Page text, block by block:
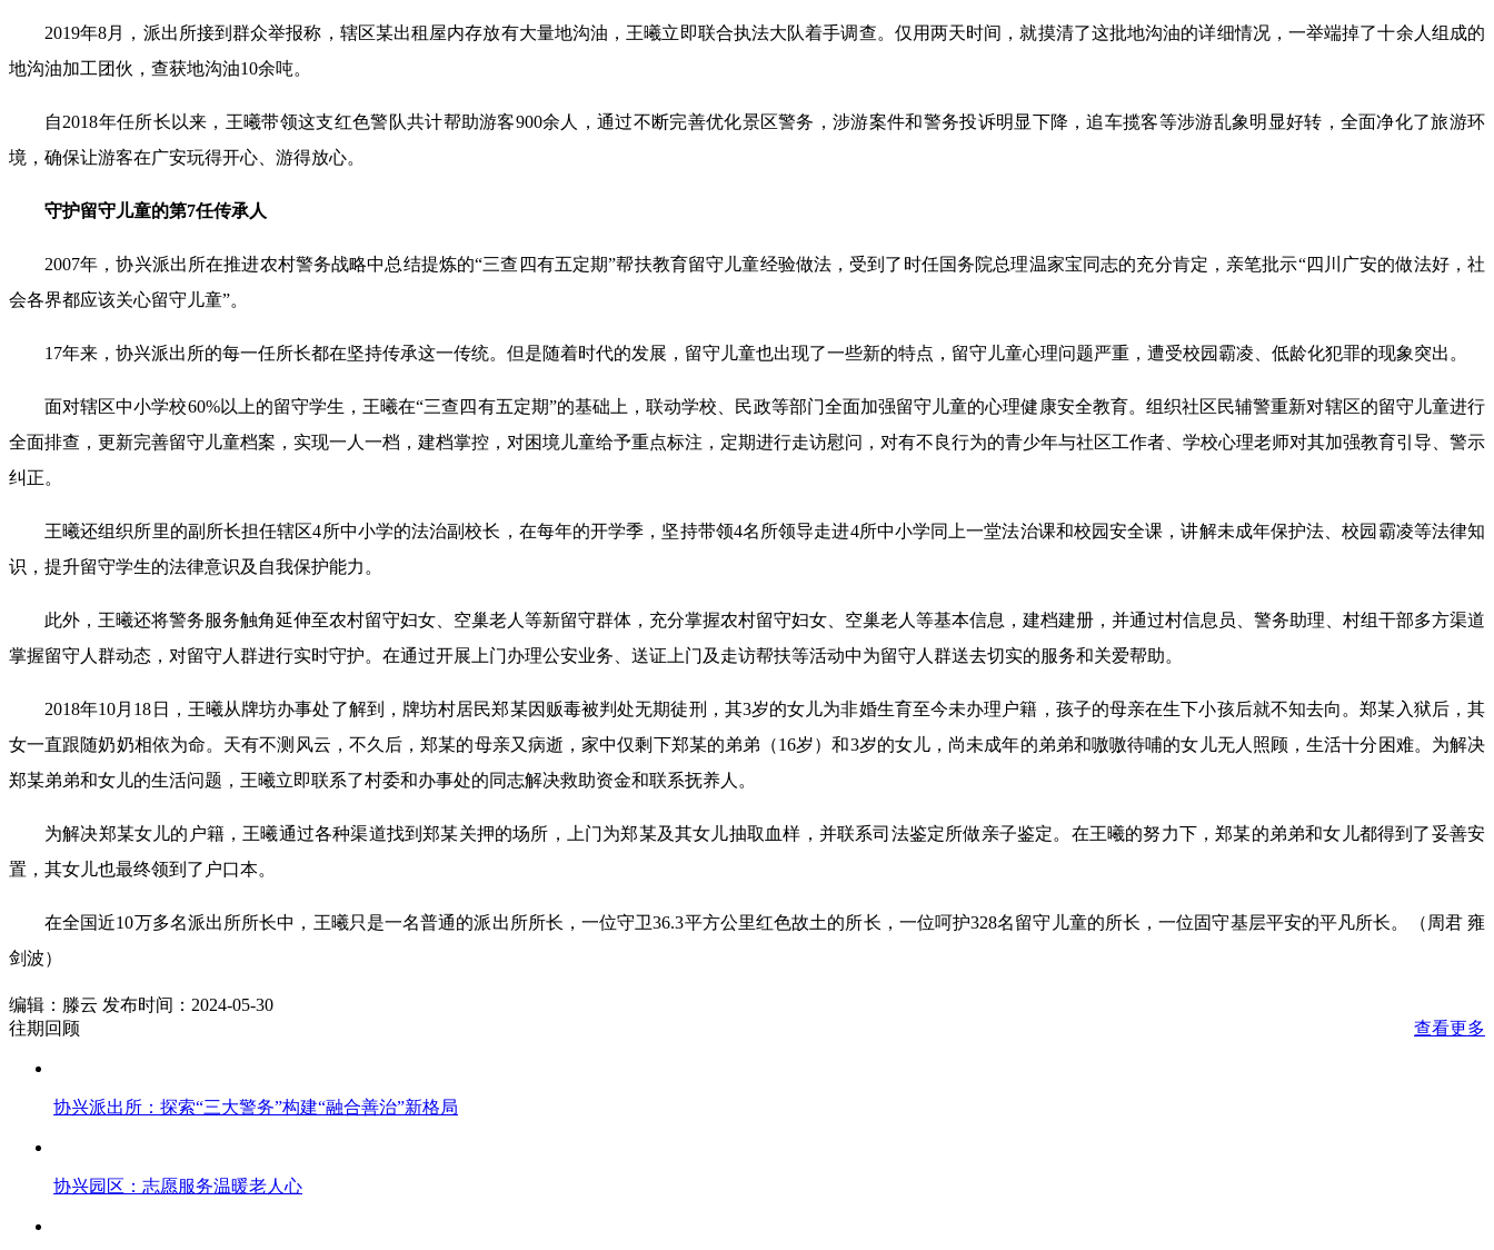
2019年8月，派出所接到群众举报称，辖区某出租屋内存放有大量地沟油，王曦立即联合执法大队着手调查。仅用两天时间，就摸清了这批地沟油的详细情况，一举端掉了十余人组成的
地沟油加工团伙，查获地沟油10余吨。
自2018年任所长以来，王曦带领这支红色警队共计帮助游客900余人，通过不断完善优化景区警务，涉游案件和警务投诉明显下降，追车揽客等涉游乱象明显好转，全面净化了旅游环
境，确保让游客在广安玩得开心、游得放心。
守护留守儿童的第7任传承人
2007年，协兴派出所在推进农村警务战略中总结提炼的“三查四有五定期”帮扶教育留守儿童经验做法，受到了时任国务院总理温家宝同志的充分肯定，亲笔批示“四川广安的做法好，社
会各界都应该关心留守儿童”。
17年来，协兴派出所的每一任所长都在坚持传承这一传统。但是随着时代的发展，留守儿童也出现了一些新的特点，留守儿童心理问题严重，遭受校园霸凌、低龄化犯罪的现象突出。
面对辖区中小学校60%以上的留守学生，王曦在“三查四有五定期”的基础上，联动学校、民政等部门全面加强留守儿童的心理健康安全教育。组织社区民辅警重新对辖区的留守儿童进行
全面排查，更新完善留守儿童档案，实现一人一档，建档掌控，对困境儿童给予重点标注，定期进行走访慰问，对有不良行为的青少年与社区工作者、学校心理老师对其加强教育引导、警示
纠正。
王曦还组织所里的副所长担任辖区4所中小学的法治副校长，在每年的开学季，坚持带领4名所领导走进4所中小学同上一堂法治课和校园安全课，讲解未成年保护法、校园霸凌等法律知
识，提升留守学生的法律意识及自我保护能力。
此外，王曦还将警务服务触角延伸至农村留守妇女、空巢老人等新留守群体，充分掌握农村留守妇女、空巢老人等基本信息，建档建册，并通过村信息员、警务助理、村组干部多方渠道
掌握留守人群动态，对留守人群进行实时守护。在通过开展上门办理公安业务、送证上门及走访帮扶等活动中为留守人群送去切实的服务和关爱帮助。
2018年10月18日，王曦从牌坊办事处了解到，牌坊村居民郑某因贩毒被判处无期徒刑，其3岁的女儿为非婚生育至今未办理户籍，孩子的母亲在生下小孩后就不知去向。郑某入狱后，其
女一直跟随奶奶相依为命。天有不测风云，不久后，郑某的母亲又病逝，家中仅剩下郑某的弟弟（16岁）和3岁的女儿，尚未成年的弟弟和嗷嗷待哺的女儿无人照顾，生活十分困难。为解决
郑某弟弟和女儿的生活问题，王曦立即联系了村委和办事处的同志解决救助资金和联系抚养人。
为解决郑某女儿的户籍，王曦通过各种渠道找到郑某关押的场所，上门为郑某及其女儿抽取血样，并联系司法鉴定所做亲子鉴定。在王曦的努力下，郑某的弟弟和女儿都得到了妥善安
置，其女儿也最终领到了户口本。
在全国近10万多名派出所所长中，王曦只是一名普通的派出所所长，一位守卫36.3平方公里红色故土的所长，一位呵护328名留守儿童的所长，一位固守基层平安的平凡所长。（周君 雍
剑波）
编辑：滕云 发布时间：2024-05-30
往期回顾
查看更多
协兴派出所：探索“三大警务”构建“融合善治”新格局
协兴园区：志愿服务温暖老人心